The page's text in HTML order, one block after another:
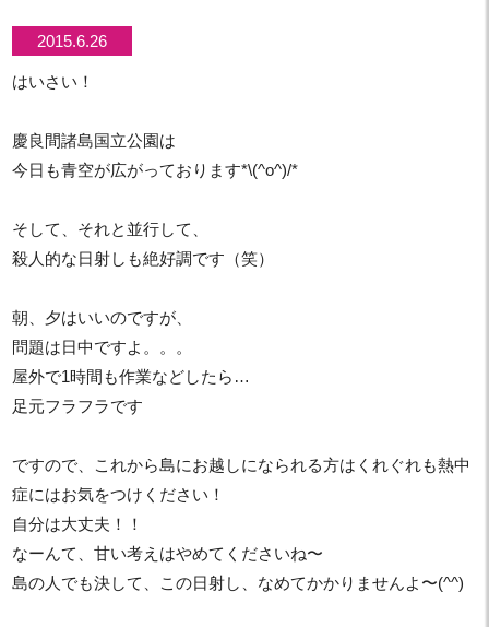
2015.6.26
はいさい！
慶良間諸島国立公園は
今日も青空が広がっております*\(^o^)/*
そして、それと並行して、
殺人的な日射しも絶好調です（笑）
朝、夕はいいのですが、
問題は日中ですよ。。。
屋外で1時間も作業などしたら…
足元フラフラです
ですので、これから島にお越しになられる方はくれぐれも熱中
症にはお気をつけください！
自分は大丈夫！！
なーんて、甘い考えはやめてくださいね〜
島の人でも決して、この日射し、なめてかかりませんよ〜(^^)